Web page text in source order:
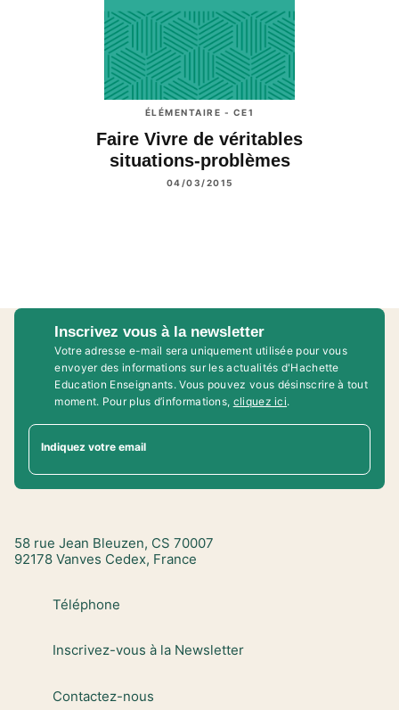
ÉLÉMENTAIRE - CE1
Faire Vivre de véritables
situations-problèmes
04/03/2015
Inscrivez vous à la newsletter
Votre adresse e-mail sera uniquement utilisée pour vous
envoyer des informations sur les actualités d'Hachette
Education Enseignants. Vous pouvez vous désinscrire à tout
moment. Pour plus d’informations, cliquez ici.
Indiquez votre email
58 rue Jean Bleuzen, CS 70007
92178 Vanves Cedex, France
Téléphone
Inscrivez-vous à la Newsletter
Contactez-nous